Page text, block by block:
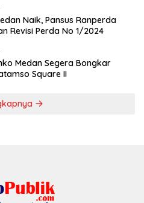
Naik, Pansus Ranperda
Revisi Perda No 1/2024
Medan Segera Bongkar
Square II